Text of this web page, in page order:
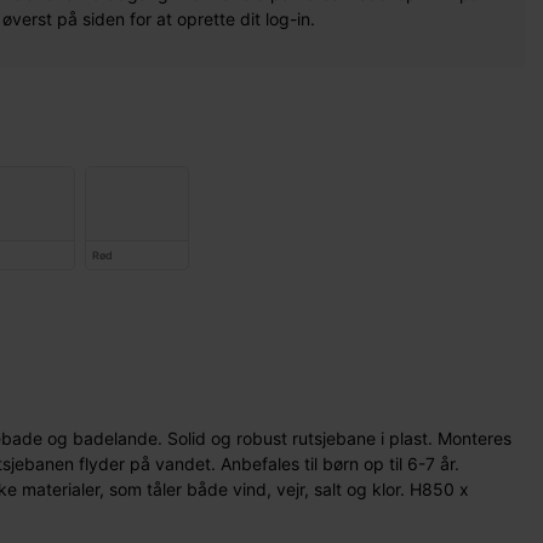
øverst på siden for at oprette dit log-in.
Rød
og badelande. Solid og robust rutsjebane i plast. Monteres
flyder på vandet. Anbefales til børn op til 6-7 år.
materialer, som tåler både vind, vejr, salt og klor. H850 x